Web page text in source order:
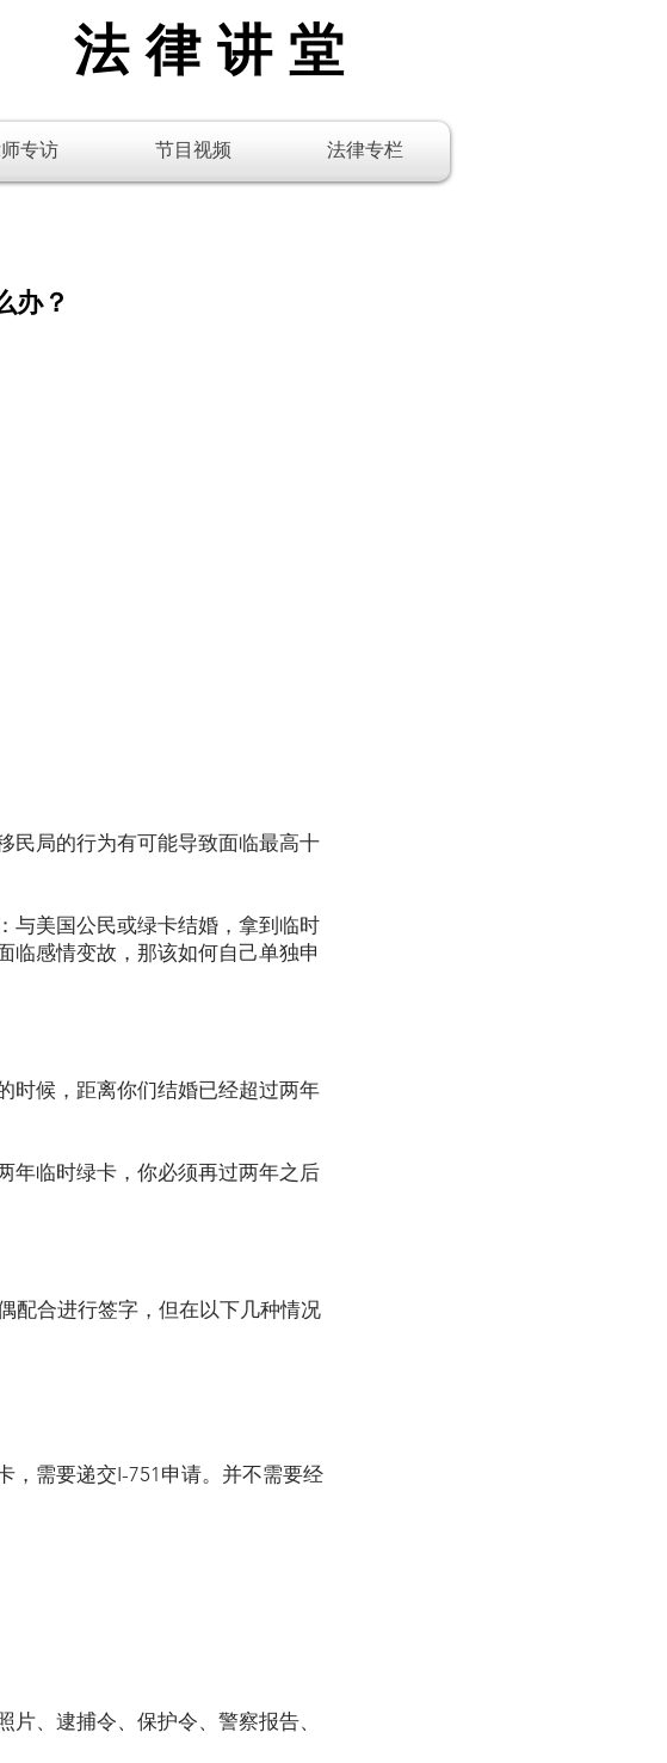
​法律讲堂
专访 节目视频 法律专栏
办？
民局的行为有可能导致面临最高十
与美国公民或绿卡结婚，拿到临时
临感情变故，那该如何自己单独申
时候，距离你们结婚已经超过两年
年临时绿卡，你必须再过两年之后
配合进行签字，但在以下几种情况
，需要递交I-751申请。并不需要经
、逮捕令、保护令、警察报告、